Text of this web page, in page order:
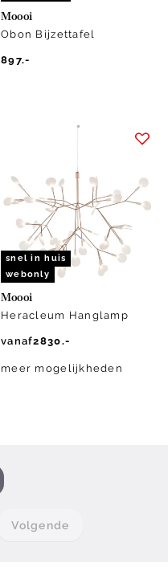
Moooi
Obon Bijzettafel
897.-
snel in huis
webonly
Moooi
Heracleum Hanglamp
vanaf2830.-
meer mogelijkheden
Volgende